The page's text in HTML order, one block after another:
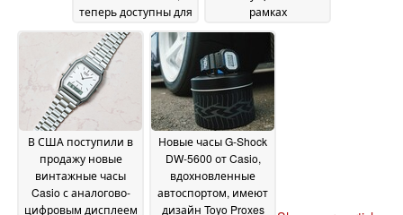
теперь доступны для
17 June
рамках
наконец-то
появилась в
продаже в США
June 2026
В США поступили в
продажу новые
винтажные часы
Casio с аналогово-
цифровым дисплеем
Новые часы G-Shock
DW-5600 от Casio,
вдохновленные
автоспортом, имеют
дизайн Toyo Proxes